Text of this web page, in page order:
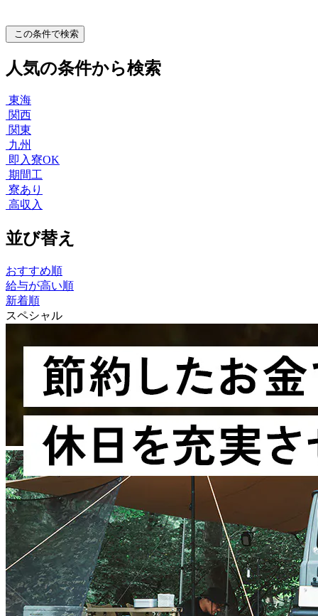
この条件で検索
人気の条件から検索
東海
関西
関東
九州
即入寮OK
期間工
寮あり
高収入
並び替え
おすすめ順
給与が高い順
新着順
スペシャル